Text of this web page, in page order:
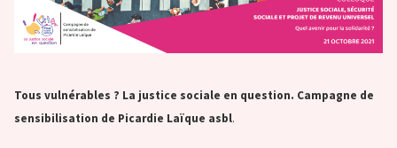
Tous vulnérables ? La justice sociale en question. Campagne de
sensibilisation de Picardie Laïque asbl.